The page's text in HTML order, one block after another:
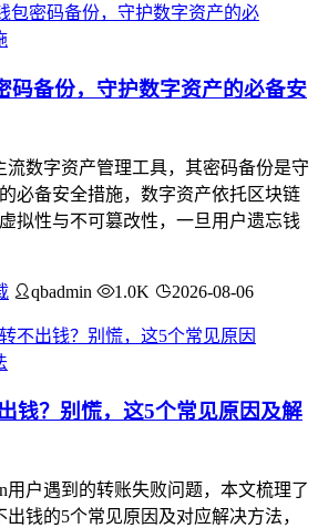
码备份，守护数字资产的必备安
流数字资产管理工具，其密码备份是守
必备安全措施，数字资产依托区块链
拟性与不可篡改性，一旦用户遗忘钱
qbadmin 1.0K 2026-08-06
钱？别慌，这5个常见原因及解
用户遇到的转账失败问题，本文梳理了
出钱的5个常见原因及对应解决方法，